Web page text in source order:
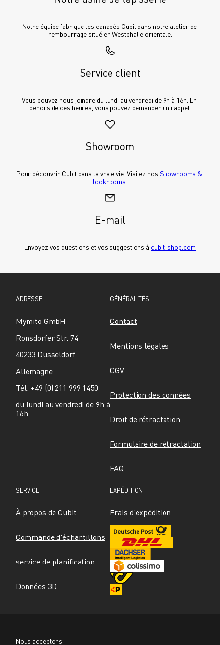
Notre équipe fabrique les canapés Cubit dans notre atelier de
rembourrage situé en Westphalie orientale.
Service client
Vous pouvez nous joindre du lundi au vendredi de 9h à 16h. En
dehors de ces heures, vous pouvez demander un rappel.
Showroom
Pour découvrir Cubit dans la vraie vie. Visitez nos Showrooms &
lookrooms
E-mail
Envoyez vos questions et vos suggestions à cubit-shop.com
ADRESSE
Mymito GmbH
Ronsdorfer Str. 74
40233 Düsseldorf
Allemagne
Tél. +49 (0) 211 999 1450
du lundi au vendredi de 9h à
16h
GÉNÉRALITÉS
Contact
Mentions légales
CGV
Protection des données
Droit de rétractation
Formulaire de rétractation
FAQ
SERVICE
À propos de Cubit
Commande d'échantillons
service de planification
Données 3D
EXPÉDITION
Frais d'expédition
Nous acceptons